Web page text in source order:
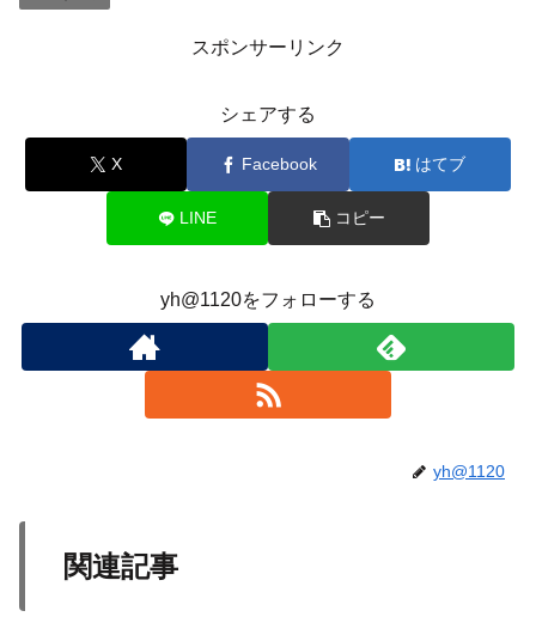
スポンサーリンク
シェアする
X Facebook はてブ
LINE コピー
yh@1120をフォローする
yh@1120
関連記事